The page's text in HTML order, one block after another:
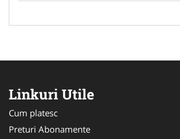
Linkuri Utile
Cum platesc
Preturi Abonamente